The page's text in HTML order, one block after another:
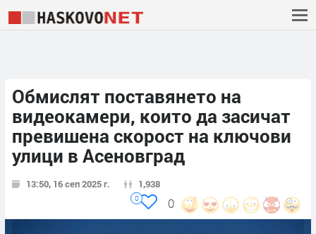
Обмислят поставянето на
видеокамери, които да засичат
превишена скорост на ключови
улици в Асеновград
13:50, 16 сеп 2025 г. 1,938
0
0